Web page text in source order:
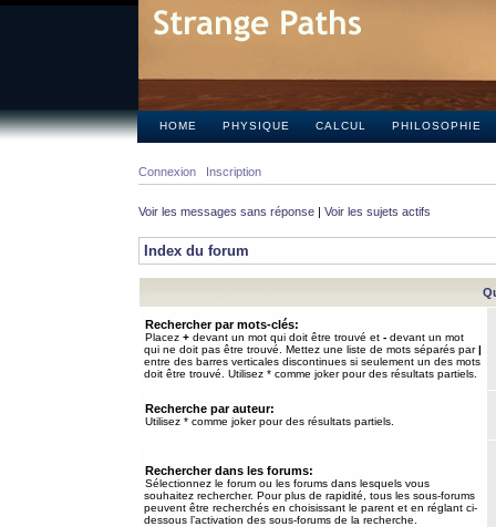
HOME PHYSIQUE CALCUL PHILOSOPHIE
Connexion Inscription
Voir les messages sans réponse | Voir les sujets actifs
Index du forum
Rechercher par mots-clés:
Placez + devant un mot qui doit être trouvé et - devant un mot
qui ne doit pas être trouvé. Mettez une liste de mots séparés par|
entre des barres verticales discontinues si seulement un des mots
doit être trouvé. Utilisez * comme joker pour des résultats partiels.
Recherche par auteur:
Utilisez * comme joker pour des résultats partiels.
Rechercher dans les forums:
Sélectionnez le forum ou les forums dans lesquels vous
souhaitez rechercher. Pour plus de rapidité, tous les sous-forums
peuvent être recherchés en choisissant le parent et en réglant ci-
dessous l’activation des sous-forums de la recherche.